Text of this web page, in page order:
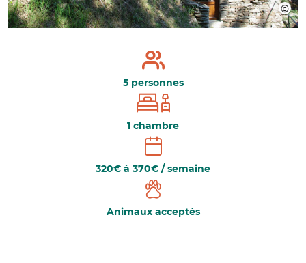
5 personnes
1 chambre
320€ à 370€ / semaine
Animaux acceptés